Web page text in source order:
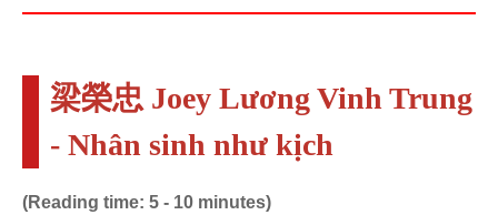
梁榮忠 Joey Lương Vinh Trung
- Nhân sinh như kịch
(Reading time: 5 - 10 minutes)